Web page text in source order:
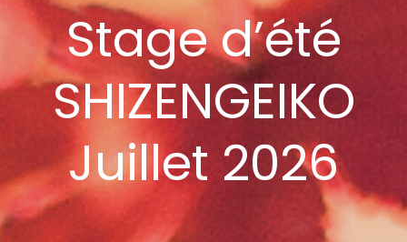
Stage d’été
SHIZENGEIKO
Juillet 2026